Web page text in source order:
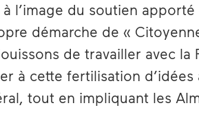
l’image du soutien apporté
démarche de «
de travailler avec la
à cette fertilisation d’idées
tout en impliquant les